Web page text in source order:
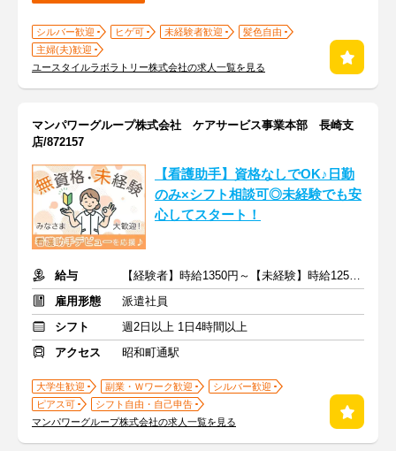
シルバー歓迎 ヒゲ可 未経験者歓迎
髪色自由
主婦(夫)歓迎
ユースタイルラボラトリー株式会社の求人一覧を見る
マンパワーグループ株式会社 ケアサービス事業本部 長崎支
店/872157
【看護助手】資格なしでOK♪日勤
のみ×シフト相談可◎未経験でも安
心してスタート！
給与
【経験者】時給1350円～【未経験】時給1250円～ ※交通費全額
雇用形態
派遣社員
シフト
週2日以上 1日4時間以上
アクセス
昭和町通駅
大学生歓迎 副業・Ｗワーク歓迎
シルバー歓迎
ピアス可
シフト自由・自己申告
マンパワーグループ株式会社の求人一覧を見る